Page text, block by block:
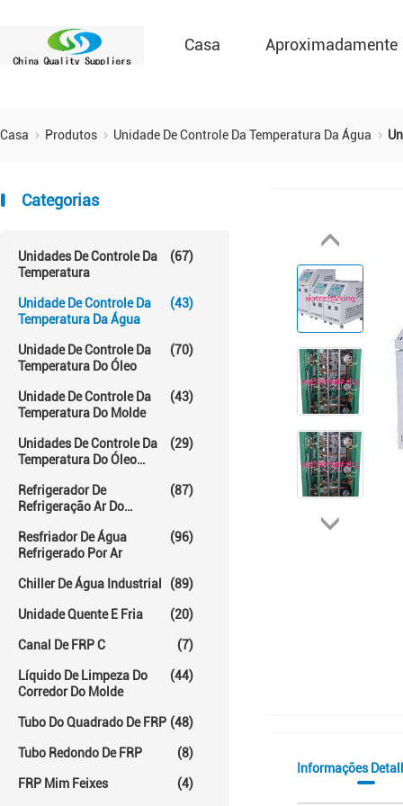
Casa Aproximadamente
Casa Produtos Unidade De Controle Da Temperatura Da Água
Categorias
Unidades De Controle Da
Temperatura
(67)
Unidade De Controle Da
Temperatura Da Água
(43)
Unidade De Controle Da
Temperatura Do Óleo
(70)
Unidade De Controle Da
Temperatura Do Molde
(43)
Unidades De Controle Da
Temperatura Do Óleo
(29)
Refrigerador De
Refrigeração Ar Do
(87)
Resfriador De Água
Refrigerado Por Ar
(96)
Chiller De Água Industrial (89)
Unidade Quente E Fria (20)
Canal De FRP C (7)
Líquido De Limpeza Do
Corredor Do Molde
(44)
Tubo Do Quadrado De FRP (48)
Tubo Redondo De FRP (8)
FRP Mim Feixes (4)
Informações